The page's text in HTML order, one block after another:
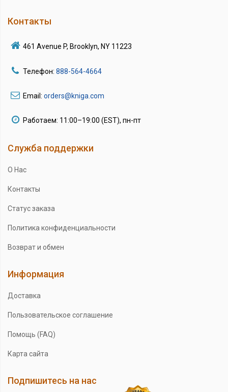
Контакты
461 Avenue P, Brooklyn, NY 11223
Телефон: 888-564-4664
Email: orders@kniga.com
Работаем: 11:00–19:00 (EST), пн-пт
Служба поддержки
О Нас
Контакты
Статус заказа
Политика конфиденциальности
Возврат и обмен
Информация
Доставка
Пользовательское соглашение
Помощь (FAQ)
Карта сайта
Подпишитесь на нас